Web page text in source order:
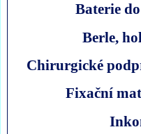
Baterie
Berle,
Chirurgické
Fixační